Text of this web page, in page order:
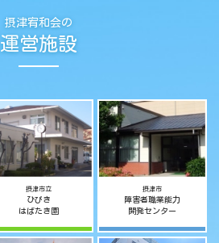
摂津宥和会の
運営施設
摂津市立
ひびき
はばたき園
摂津市
障害者職業能力
開発センター